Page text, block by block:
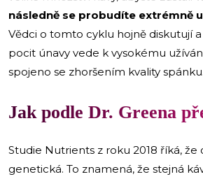
následně se probudíte extrémně
Vědci o tomto cyklu hojně diskutují
pocit únavy vede k vysokému
spojeno se zhoršením kvality spánku.
Jak podle Dr. Greena
Studie Nutrients z roku 2018 říká, že
genetická. To znamená, že stejná